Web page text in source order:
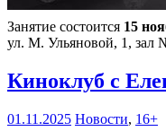
Занятие состоится 15
ул. М. Ульяновой, 1, зал
Киноклуб с
01.11.2025 Новости, 16+